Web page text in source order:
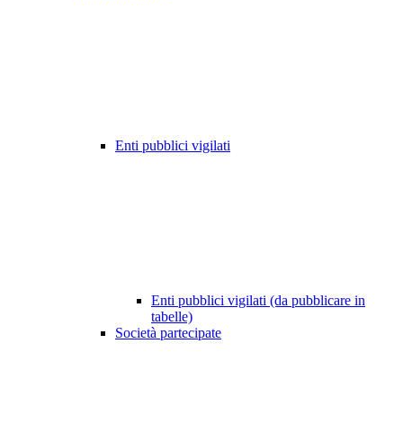
Enti pubblici vigilati
Enti pubblici vigilati (da pubblicare in
tabelle)
Società partecipate